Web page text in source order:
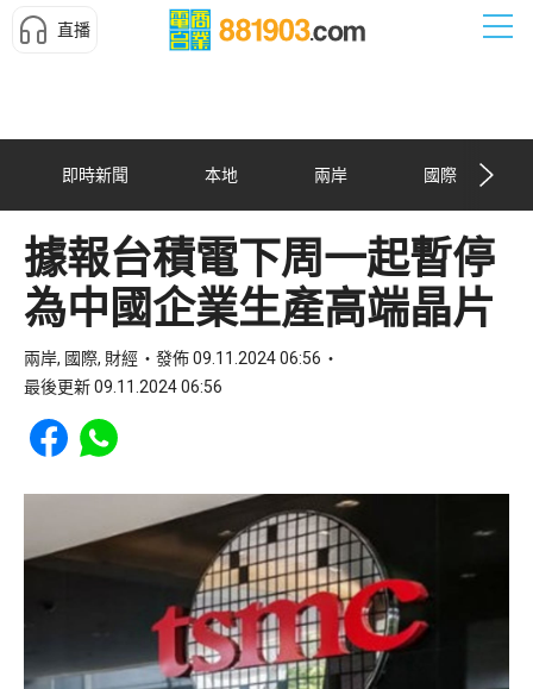
直播
即時新聞 本地 兩岸 國際
據報台積電下周一起暫停
為中國企業生產高端晶片
兩岸, 國際, 財經
發佈 09.11.2024 06:56
最後更新 09.11.2024 06:56
Share to Facebook
Share to WhatsApp